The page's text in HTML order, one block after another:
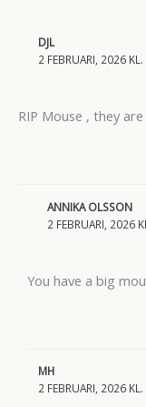
DJL
2 FEBRUARI, 2026
RIP Mouse , they
ANNIKA OLSSON
2 FEBRUARI, 2026
You have a big
MH
2 FEBRUARI, 2026